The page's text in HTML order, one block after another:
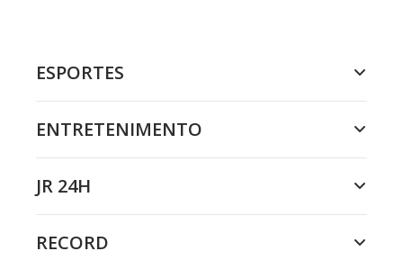
ESPORTES
ENTRETENIMENTO
JR 24H
RECORD